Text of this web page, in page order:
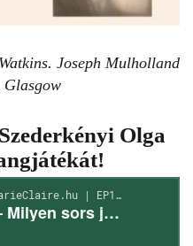
Joseph Mulholland
Olga